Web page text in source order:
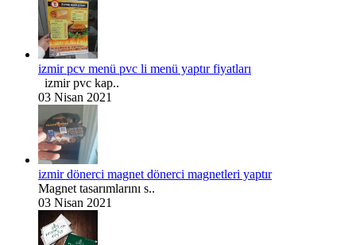
izmir pcv menü pvc li menü yaptır fiyatları
izmir pvc kap..
03 Nisan 2021
izmir dönerci magnet dönerci magnetleri yaptır
Magnet tasarımlarını s..
03 Nisan 2021